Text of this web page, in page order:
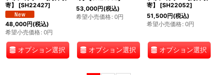
寄】
[SH22427]
48,000円(税込)
希望小売価格: 0円
オプション選択
53,000円(税込)
希望小売価格: 0円
オプション選択
寄】
[SH22052]
51,500円(税込)
希望小売価格: 0円
オプション選択